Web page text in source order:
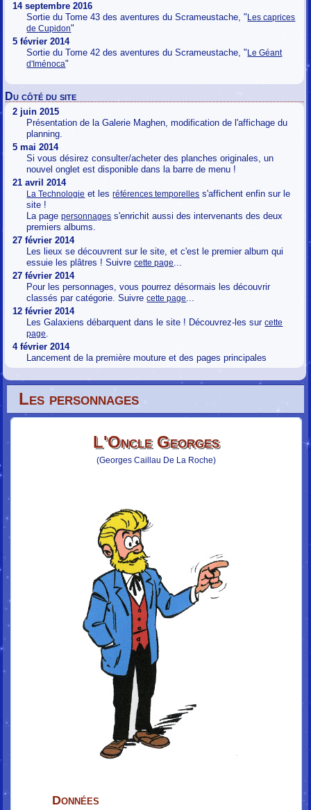
14 septembre 2016
Sortie du Tome 43 des aventures du Scrameustache, " Les caprices
de Cupidon"
5 février 2014
Sortie du Tome 42 des aventures du Scrameustache, " Le Géant
d'Iménoca"
Du côté du site
2 juin 2015
Présentation de la Galerie Maghen, modification de l'affichage du
planning.
5 mai 2014
Si vous désirez consulter/acheter des planches originales, un
nouvel onglet est disponible dans la barre de menu !
21 avril 2014
La Technologie et lesréférences temporelles s'affichent enfin sur le
site !
La pagepersonnages s'enrichit aussi des intervenants des deux
premiers albums.
27 février 2014
Les lieux se découvrent sur le site, et c'est le premier album qui
essuie les plâtres ! Suivrecette page...
27 février 2014
Pour les personnages, vous pourrez désormais les découvrir
classés par catégorie. Suivrecette page...
12 février 2014
Les Galaxiens débarquent dans le site ! Découvrez-les surcette
page.
4 février 2014
Lancement de la première mouture et des pages principales
Les personnages
L'Oncle Georges
(Georges Caillau De La Roche)
Données